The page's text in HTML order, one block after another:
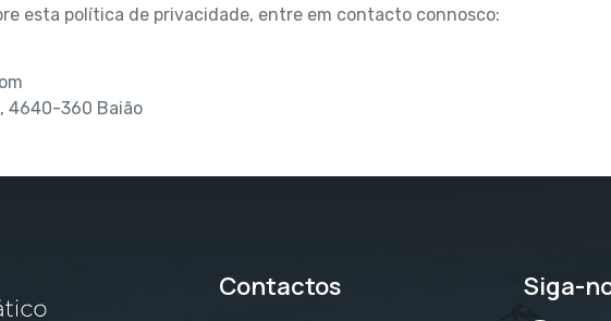
esta política de privacidade, entre em contacto connosco:
4640-360 Baião
Contactos Siga-